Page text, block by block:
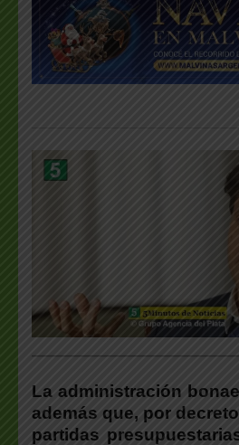
La administración
además que, por
partidas